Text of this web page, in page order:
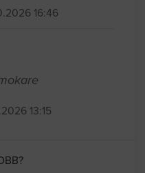
16:46
13:15